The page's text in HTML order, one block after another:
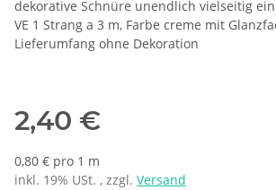
dekorative Schnüre unendlich vielseitig
VE 1 Strang a 3 m, Farbe creme mit
Lieferumfang ohne Dekoration
2,40 €
0,80 € pro 1 m
inkl. 19% USt. , zzgl. Versand